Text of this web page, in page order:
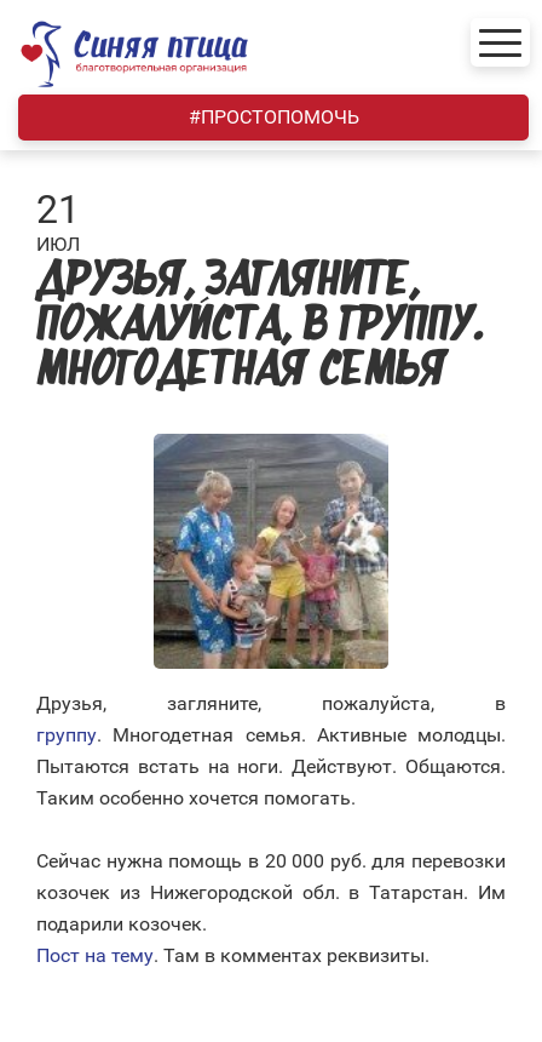
content
#ПРОСТОПОМОЧЬ
21
ИЮЛ
ДРУЗЬЯ, ЗАГЛЯНИТЕ,
ПОЖАЛУЙСТА, В ГРУППУ.
МНОГОДЕТНАЯ СЕМЬЯ
Друзья, загляните, пожалуйста, в
группу. Многодетная семья. Активные молодцы.
Пытаются встать на ноги. Действуют. Общаются.
Таким особенно хочется помогать.
Сейчас нужна помощь в 20 000 руб. для перевозки
козочек из Нижегородской обл. в Татарстан. Им
подарили козочек.
Пост на тему. Там в комментах реквизиты.